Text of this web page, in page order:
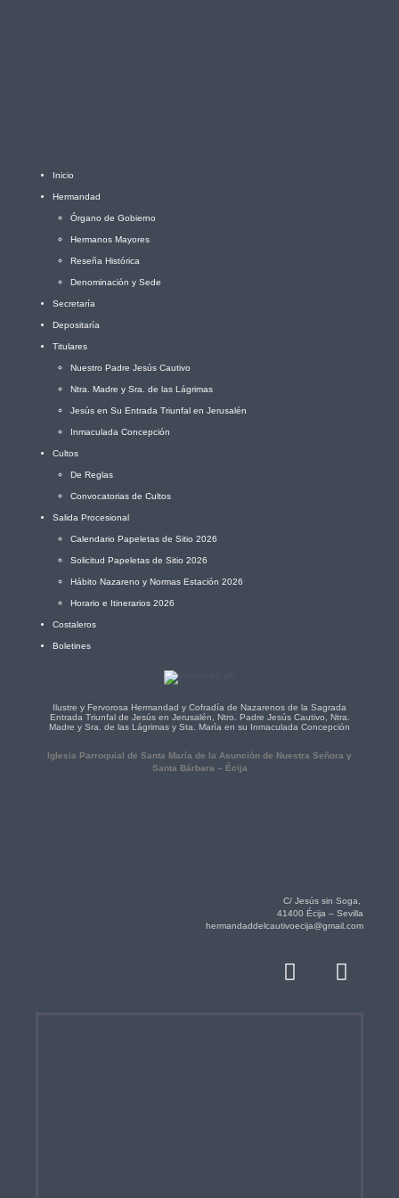
Inicio
Hermandad
Órgano de Gobierno
Hermanos Mayores
Reseña Histórica
Denominación y Sede
Secretaría
Depositaría
Titulares
Nuestro Padre Jesús Cautivo
Ntra. Madre y Sra. de las Lágrimas
Jesús en Su Entrada Triunfal en Jerusalén
Inmaculada Concepción
Cultos
De Reglas
Convocatorias de Cultos
Salida Procesional
Calendario Papeletas de Sitio 2026
Solicitud Papeletas de Sitio 2026
Hábito Nazareno y Normas Estación 2026
Horario e Itinerarios 2026
Costaleros
Boletines
Ilustre y Fervorosa Hermandad y Cofradía de Nazarenos de la Sagrada
Entrada Triunfal de Jesús en Jerusalén, Ntro. Padre Jesús Cautivo, Ntra.
Madre y Sra. de las Lágrimas y Sta. María en su Inmaculada Concepción
Iglesia Parroquial de Santa María de la Asunción de Nuestra Señora y
Santa Bárbara – Écija
C/ Jesús sin Soga,
41400 Écija – Sevilla
hermandaddelcautivoecija@gmail.com